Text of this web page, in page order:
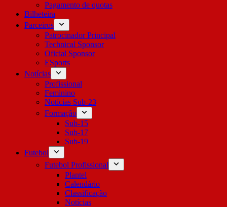
Pagamento de quotas
Bilheteira
Parceiros
Patrocinador Principal
Technical Sponsor
Oficial Sponsor
ESports
Notícias
Profissional
Feminino
Notícias Sub-23
Formação
Sub-15
Sub-17
Sub-19
Futebol
Futebol Profissional
Plantel
Calendário
Classificação
Notícias